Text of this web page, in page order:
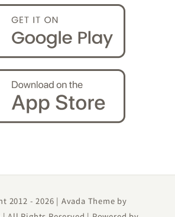
2012 -2026 | Avada Theme by